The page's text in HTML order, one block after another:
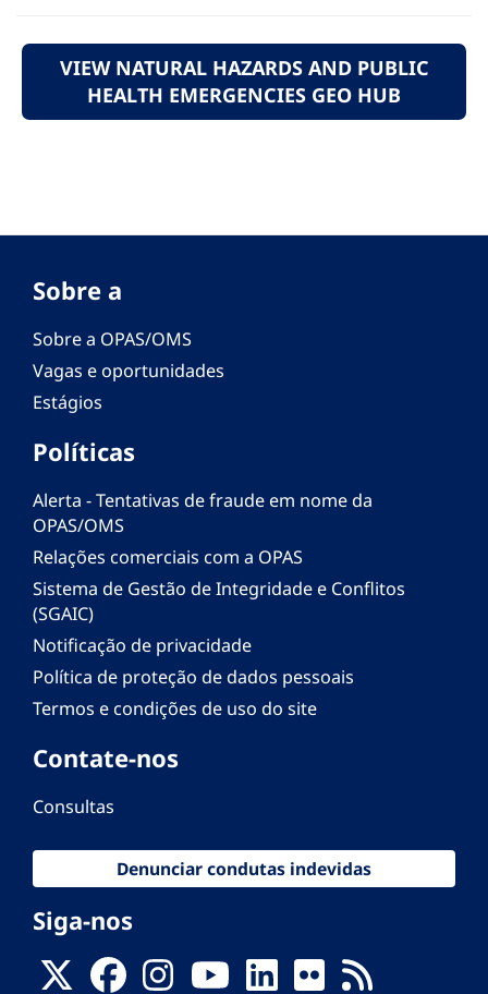
VIEW NATURAL HAZARDS AND PUBLIC
HEALTH EMERGENCIES GEO HUB
Sobre a
Sobre a OPAS/OMS
Vagas e oportunidades
Estágios
Políticas
Alerta - Tentativas de fraude em nome da
OPAS/OMS
Relações comerciais com a OPAS
Sistema de Gestão de Integridade e Conflitos
(SGAIC)
Notificação de privacidade
Política de proteção de dados pessoais
Termos e condições de uso do site
Contate-nos
Consultas
Denunciar condutas indevidas
Siga-nos